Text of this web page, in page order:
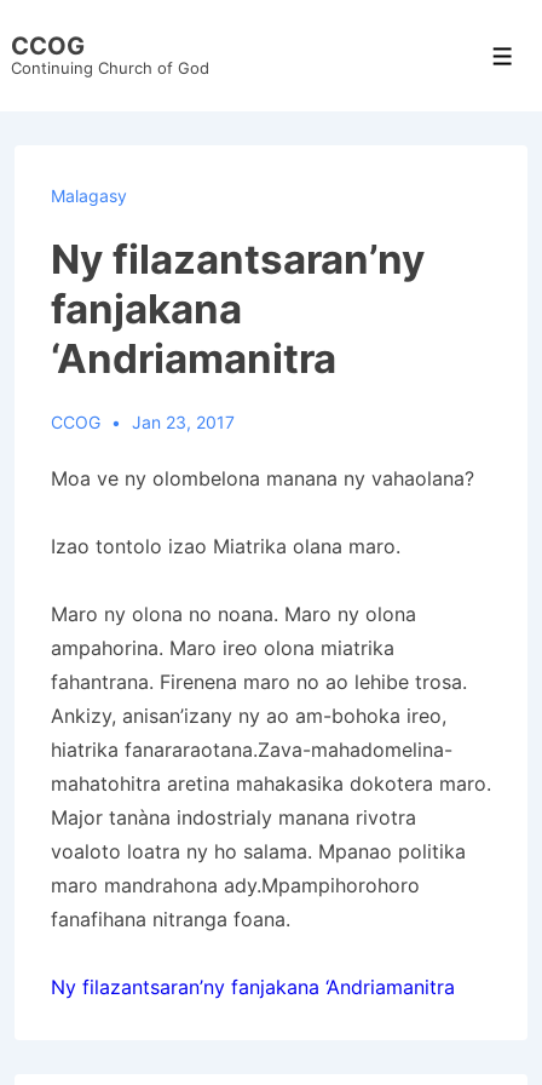
Skip
CCOG
Continuing Church of God
Malagasy
Ny filazantsaran’ny
fanjakana
‘Andriamanitra
CCOG Jan 23, 2017
Moa ve ny olombelona manana ny vahaolana?
Izao tontolo izao Miatrika olana maro.
Maro ny olona no noana. Maro ny olona
ampahorina. Maro ireo olona miatrika
fahantrana. Firenena maro no ao lehibe trosa.
Ankizy, anisan’izany ny ao am-bohoka ireo,
hiatrika fanararaotana.Zava-mahadomelina-
mahatohitra aretina mahakasika dokotera maro.
Major tanàna indostrialy manana rivotra
voaloto loatra ny ho salama. Mpanao politika
maro mandrahona ady.Mpampihorohoro
fanafihana nitranga foana.
Ny filazantsaran’ny fanjakana ‘Andriamanitra